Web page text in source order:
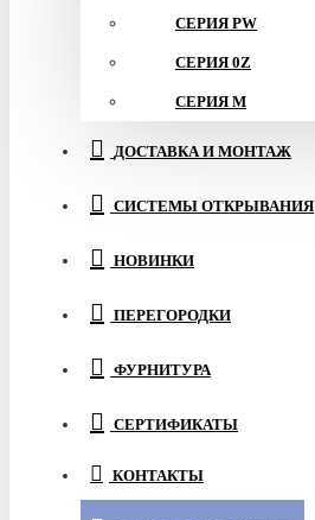
СЕРИЯ PW
СЕРИЯ 0Z
СЕРИЯ M
ДОСТАВКА И МОНТАЖ
СИСТЕМЫ ОТКРЫВАНИЯ
НОВИНКИ
ПЕРЕГОРОДКИ
ФУРНИТУРА
СЕРТИФИКАТЫ
КОНТАКТЫ